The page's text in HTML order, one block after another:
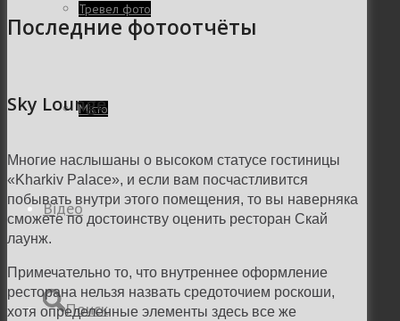
Тревел фото
Місто
Відео
Поиск
Последние фотоотчёты
Sky Lounge
Многие наслышаны о высоком статусе гостиницы
«Kharkiv Palace», и если вам посчастливится
побывать внутри этого помещения, то вы наверняка
сможете по достоинству оценить ресторан Скай
лаунж.
Примечательно то, что внутреннее оформление
ресторана нельзя назвать средоточием роскоши,
хотя определенные элементы здесь все же